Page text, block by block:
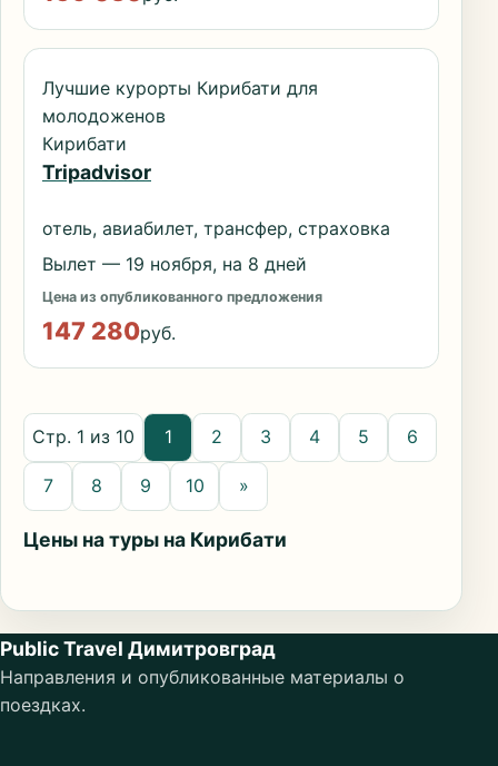
Лучшие курорты Кирибати для
молодоженов
Кирибати
Tripadvisor
отель, авиабилет, трансфер, страховка
Вылет — 19 ноября, на 8 дней
Цена из опубликованного предложения
147 280руб.
Стр. 1 из 10 1 2 3 4 5 6
7 8 9 10 »
Цены на туры на Кирибати
Public Travel Димитровград
Направления и опубликованные материалы о
поездках.